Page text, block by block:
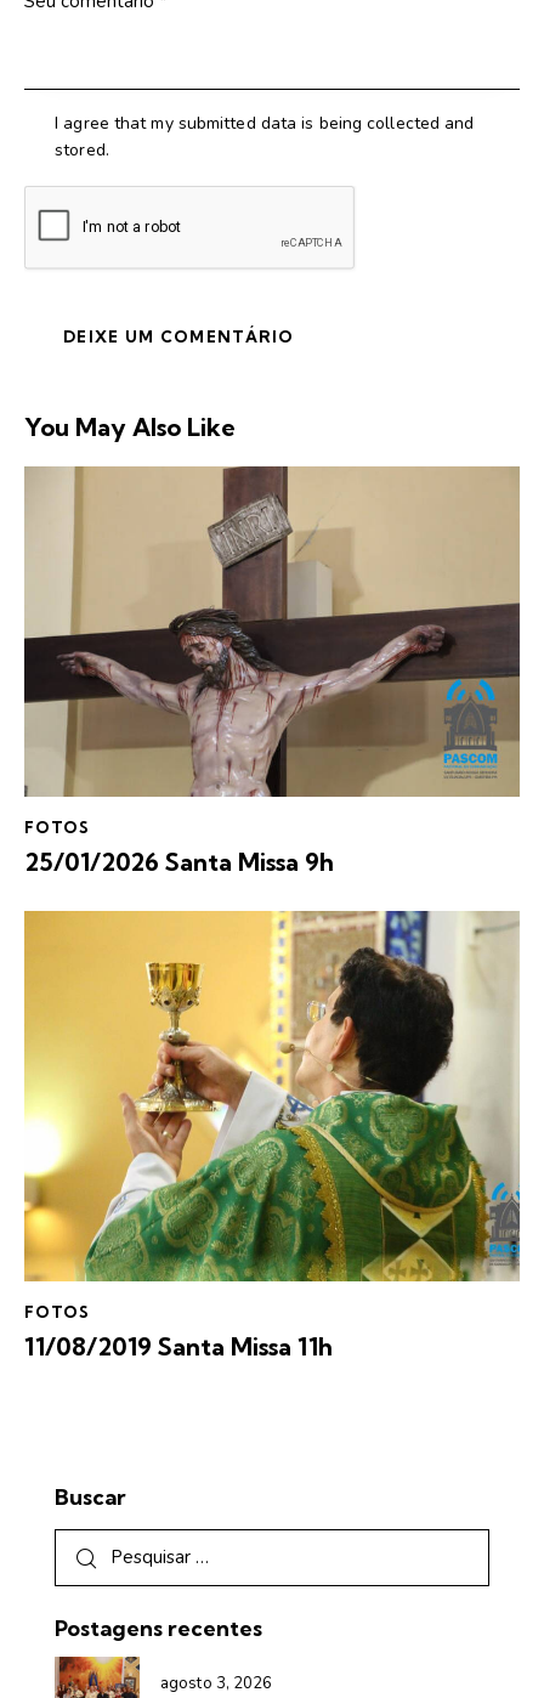
I agree that my submitted data is being collected and
stored.
You May Also Like
FOTOS
25/01/2026 Santa Missa 9h
FOTOS
11/08/2019 Santa Missa 11h
Buscar
Postagens recentes
agosto 3, 2026